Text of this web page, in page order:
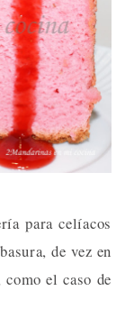
para celíacos
de vez en
el caso de